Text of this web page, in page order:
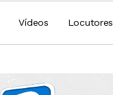
Vídeos Locutores